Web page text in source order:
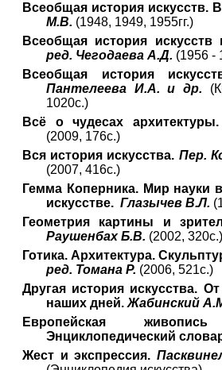
Всеобщая история искусств.
М.В. (1948, 1949, 1955гг.)
Всеобщая история искусств
ред. Чегодаева А.Д. (1956 -
Всеобщая история
Пантелеева И.А. и др.
1020с.)
Всё о чудесах
(2009, 176с.)
Вся история искусства. Пер.
(2007, 416с.)
Гемма Коперника. Мир науки
искусстве. Глазычев В.Л.
Геометрия картины и
Раушенбах Б.В. (2002, 320с.)
Готика. Архитектура.
ред. Томана Р. (2006, 521с.)
Другая история искусства.
наших дней. Жабинский
Европейская
Энциклопедический
Жест и экспрессия.